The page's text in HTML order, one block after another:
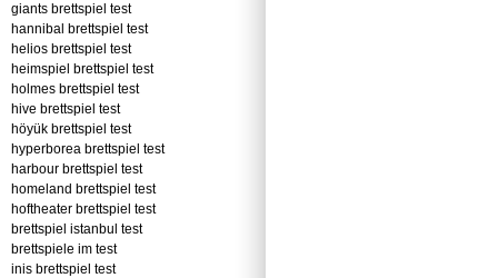
giants brettspiel test
hannibal brettspiel test
helios brettspiel test
heimspiel brettspiel test
holmes brettspiel test
hive brettspiel test
höyük brettspiel test
hyperborea brettspiel test
harbour brettspiel test
homeland brettspiel test
hoftheater brettspiel test
brettspiel istanbul test
brettspiele im test
inis brettspiel test